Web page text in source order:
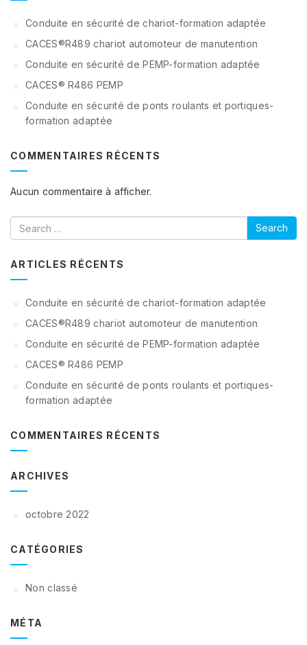
Conduite en sécurité de chariot-formation adaptée
CACES®R489 chariot automoteur de manutention
Conduite en sécurité de PEMP-formation adaptée
CACES® R486 PEMP
Conduite en sécurité de ponts roulants et portiques-
formation adaptée
COMMENTAIRES RÉCENTS
Aucun commentaire à afficher.
Search
ARTICLES RÉCENTS
Conduite en sécurité de chariot-formation adaptée
CACES®R489 chariot automoteur de manutention
Conduite en sécurité de PEMP-formation adaptée
CACES® R486 PEMP
Conduite en sécurité de ponts roulants et portiques-
formation adaptée
COMMENTAIRES RÉCENTS
ARCHIVES
octobre 2022
CATÉGORIES
Non classé
MÉTA